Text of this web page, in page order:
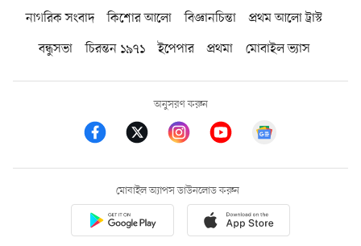
নাগরিক সংবাদ কিশোর আলো বিজ্ঞানচিন্তা
প্রথম আলো ট্রাস্ট
বন্ধুসভা
চিরন্তন ১৯৭১ ইপেপার প্রথমা মোবাইল ভ্যাস
অনুসরণ করুন
মোবাইল অ্যাপস ডাউনলোড করুন